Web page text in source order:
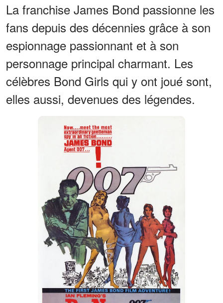
La franchise James Bond passionne les
fans depuis des décennies grâce à son
espionnage passionnant et à son
personnage principal charmant. Les
célèbres Bond Girls qui y ont joué sont,
elles aussi, devenues des légendes.